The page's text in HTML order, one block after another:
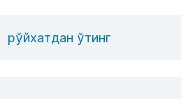
рўйхатдан ўтинг